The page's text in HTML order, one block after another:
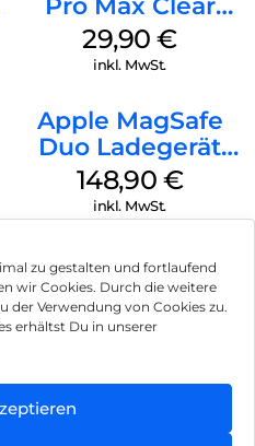
zu gestalten und fortlaufend
wir Cookies. Durch die weitere
der Verwendung von Cookies zu.
erhältst Du in unserer
Pro Max Clear
Case MagSafe
Transparent
29,90€
inkl. MwSt.
Apple MagSafe
Duo Ladegerät
Weiß
148,90 €
inkl. MwSt.